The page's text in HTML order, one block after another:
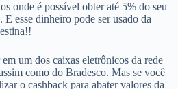
onde é possível obter até 5% do seu
esse dinheiro pode ser usado da
um dos caixas eletrônicos da rede
como do Bradesco. Mas se você
o cashback para abater valores da